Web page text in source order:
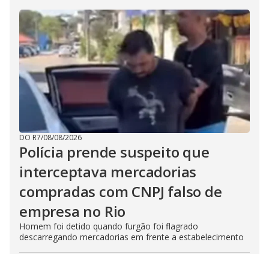
DO R7/08/08/2026
Polícia prende suspeito que
interceptava mercadorias
compradas com CNPJ falso de
empresa no Rio
Homem foi detido quando furgão foi flagrado
descarregando mercadorias em frente a estabelecimento